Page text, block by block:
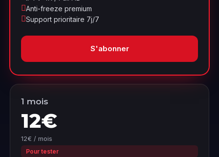
1 mois
12€
12€ / mois
Pour tester
Anti-freeze premium
Support prioritaire 7j/7
S'abonner